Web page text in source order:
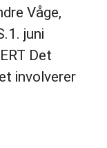
Våge,
juni
Det
involverer